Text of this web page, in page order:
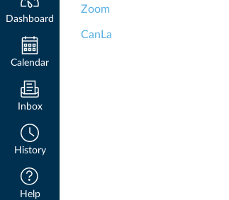
Dashboard
Calendar
Inbox
History
Help
Zoom
CanLa